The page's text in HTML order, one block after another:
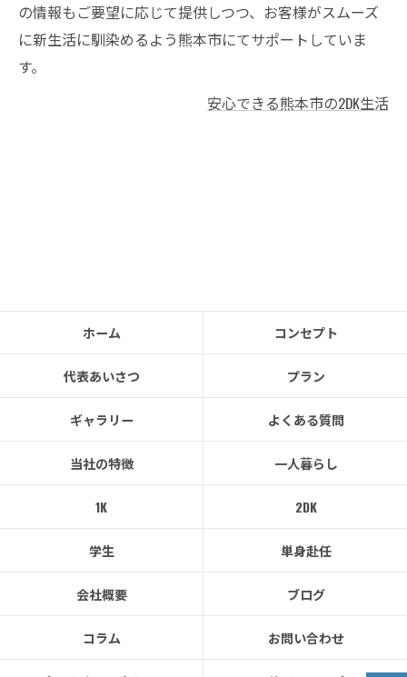
の情報もご要望に応じて提供しつつ、お客様がスムーズ
に新生活に馴染めるよう熊本市にてサポートしていま
す。
安心できる熊本市の2DK生活
ホーム コンセプト
代表あいさつ プラン
ギャラリー よくある質問
当社の特徴 一人暮らし
1K 2DK
学生 単身赴任
会社概要 ブログ
コラム お問い合わせ